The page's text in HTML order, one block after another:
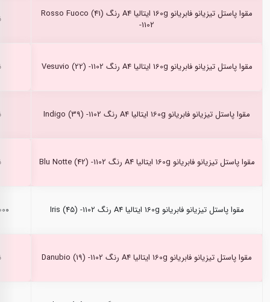
مقوا پاستل تیزیانو فابریانو 160g ایتالیا A4 رنگ Rosso Fuoco (41)
-1102
مقوا پاستل تیزیانو فابریانو 160g ایتالیا A4 رنگ Vesuvio (22) -1102
مقوا پاستل تیزیانو فابریانو 160g ایتالیا A4 رنگ Indigo (39) -1102
مقوا پاستل تیزیانو فابریانو 160g ایتالیا A4 رنگ Blu Notte (42) -1102
مقوا پاستل تیزیانو فابریانو 160g ایتالیا A4 رنگ Iris (45) -1102
مقوا پاستل تیزیانو فابریانو 160g ایتالیا A4 رنگ Danubio (19) -1102